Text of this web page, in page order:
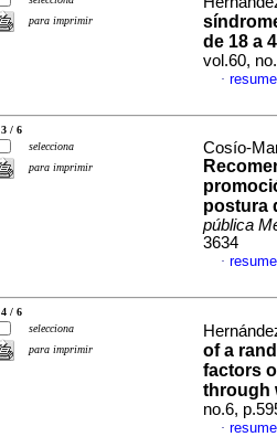
para imprimir
de 18 a
vol.60,
·
3 / 6
selecciona
para imprimir
Cosío-
postura
pública
3634
·
4 / 6
selecciona
para imprimir
of a
factors
through
no.6,
·